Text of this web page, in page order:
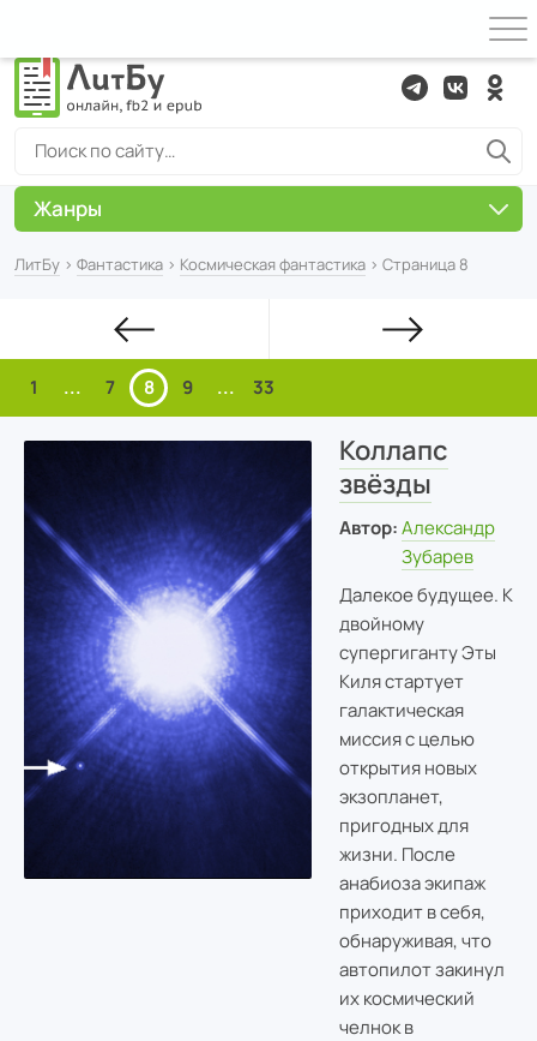
ЛитБу › Фантастика › Космическая фантастика › Страница 8
1 ... 7 8 9 ... 33
Коллапс
звёзды
Автор: Александр
Зубарев
Далекое будущее. К
двойному
супергиганту Эты
Киля стартует
галактическая
миссия с целью
открытия новых
экзопланет,
пригодных для
жизни. После
анабиоза экипаж
приходит в себя,
обнаруживая, что
автопилот закинул
их космический
челнок в
Жанры